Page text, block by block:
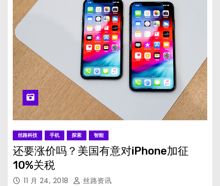
丝路科技 手机 探索 智能
还要涨价吗？美国有意对iPhone加征
10%关税
11 月 24, 2018 丝路资讯